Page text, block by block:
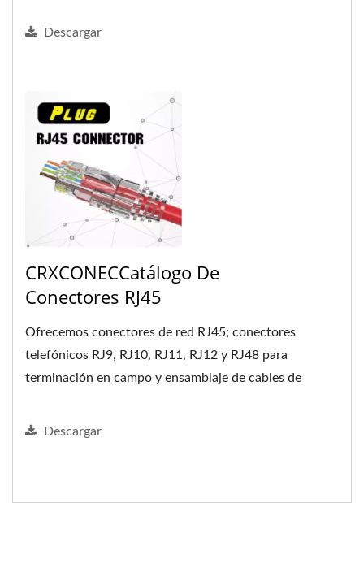
Descargar
CRXCONECCatálogo De
Conectores RJ45
Ofrecemos conectores de red RJ45; conectores
telefónicos RJ9, RJ10, RJ11, RJ12 y RJ48 para
terminación en campo y ensamblaje de cables de
Descargar